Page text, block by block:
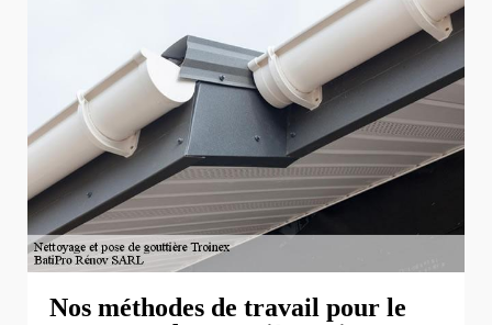
Nos méthodes de travail pour le